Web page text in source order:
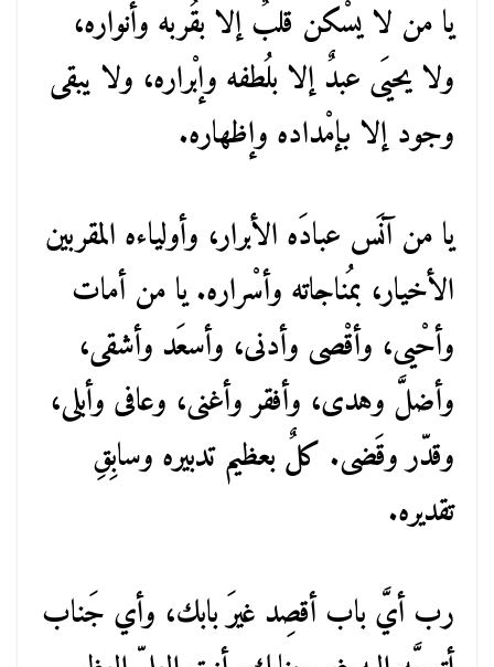
يا من لا يسْكن قلبٌ إلا بقُربه وأنواره،
ولا يحيَى عبدٌ إلا بلُطفه وإبْراره، ولا يبقى
وجود إلا بإمْداده وإظهاره.
يا من آنَس عبادَه الأبرار، وأولياءه المقربين
الأخيار، بمُناجاته وأسْراره. يا من أمات
وأحْيى، وأقْصى وأدنى، وأسعَد وأشقى،
وأضلَّ وهدى، وأفقر وأغنى، وعافى وأبلى،
وقدّر وقَضى. كلٌ بعظيم تدبيره وسابِقِ
تقديره.
رب أيَّ باب أقصِد غيرَ بابك، وأي جَناب